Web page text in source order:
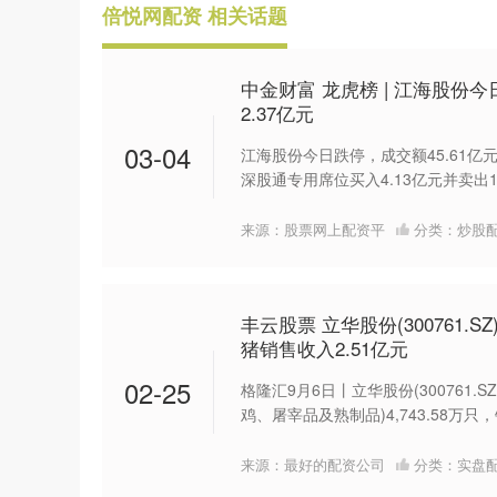
倍悦网配资 相关话题
03-04
中金财富 龙虎榜 | 江海股份
2.37亿元
江海股份今日跌停，成交额45.61亿
深股通专用席位买入4.13亿元并卖
来源：股票网上配资平 分类： 炒股
02-25
丰云股票 立华股份
猪销售收入2.51亿元
格隆汇9月6日丨立华股份
鸡、屠宰品及熟制品)4,743.58万只
来源：最好的配资公司 分类： 实盘